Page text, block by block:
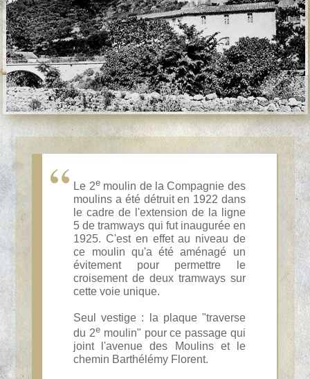
Le 2emoulin de la Compagnie des
moulins a été détruit en 1922 dans
le cadre de l'extension de la ligne
5 de tramways qui fut inaugurée en
1925. C'est en effet au niveau de
ce moulin qu'a été aménagé un
évitement pour permettre le
croisement de deux tramways sur
cette voie unique.
Seul vestige : la plaque "traverse
du 2e moulin" pour ce passage qui
joint l'avenue des Moulins et le
chemin Barthélémy Florent.